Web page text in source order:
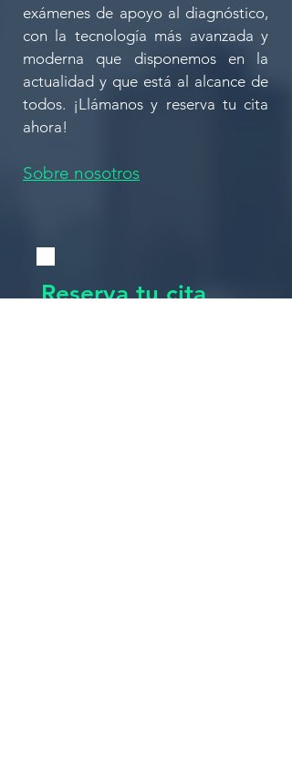
exámenes de apoyo al diagnóstico,
con la tecnología más avanzada y
moderna que disponemos en la
actualidad y que está al alcance de
todos. ¡Llámanos y reserva tu cita
ahora!
Sobre nosotros
Reserva tu cita